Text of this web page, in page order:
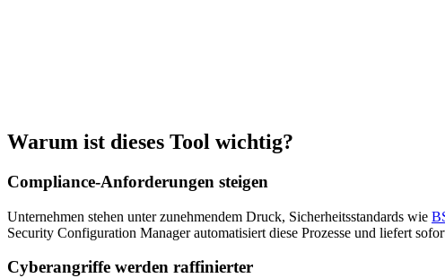
Warum ist dieses Tool wichtig?
Compliance-Anforderungen steigen
Unternehmen stehen unter zunehmendem Druck, Sicherheitsstandards wie
Security Configuration Manager automatisiert diese Prozesse und liefert
Cyberangriffe werden raffinierter